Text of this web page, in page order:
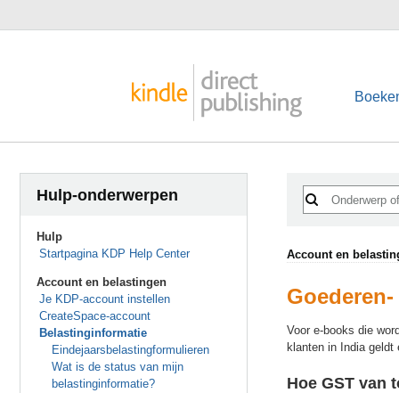
Hulp-onderwerpen
Hulp
Startpagina KDP Help Center
Account en belastingen
Je KDP-account instellen
CreateSpace-account
Belastinginformatie
Eindejaarsbelastingformulieren
Wat is de status van mijn
belastinginformatie?
Account en
Voor e-books die
klanten in India
Hoe GST van